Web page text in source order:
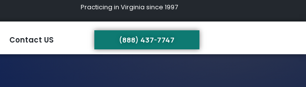
Practicing in Virginia since 1997
Contact US (888) 437-7747